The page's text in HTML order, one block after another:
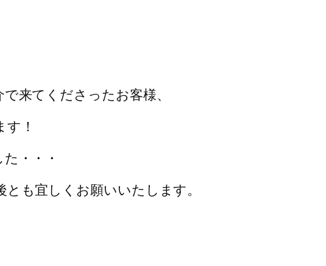
来てくださったお客様、
！
・・・
も宜しくお願いいたします。